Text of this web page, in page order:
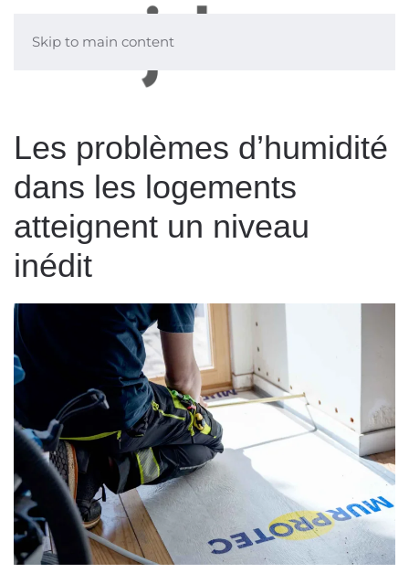
Skip to main content
Les problèmes d’humidité
dans les logements
atteignent un niveau
inédit